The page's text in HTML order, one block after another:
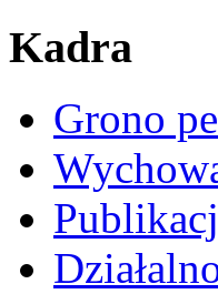
Kadra
Grono